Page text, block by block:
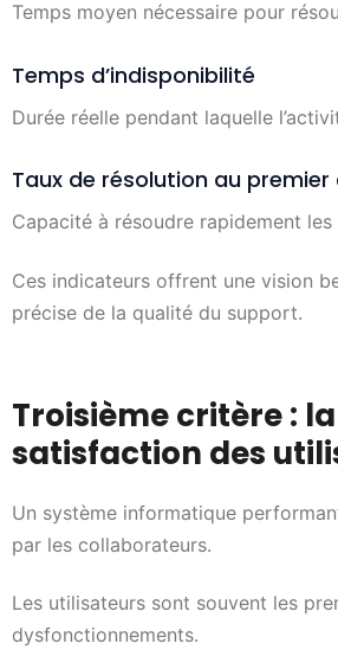
Temps moyen nécessaire pour
Temps d’indisponibilité
Durée réelle pendant laquelle
Taux de résolution au
Capacité à résoudre rapidement les
Ces indicateurs offrent une vision
précise de la qualité du support.
Troisième critère : la
satisfaction des
Un système informatique
par les collaborateurs.
Les utilisateurs sont souvent les
dysfonctionnements.